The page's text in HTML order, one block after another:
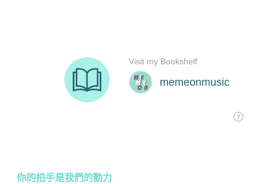
你的拍手是我們的動力